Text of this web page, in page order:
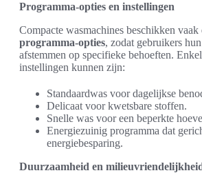
Programma-opties en instellingen
Compacte wasmachines beschikken vaak
programma-opties, zodat gebruikers
afstemmen op specifieke behoeften.
instellingen kunnen zijn:
Standaardwas voor dagelijkse
Delicaat voor kwetsbare stoffen.
Snelle was voor een beperkte
Energiezuinig programma dat
energiebesparing.
Duurzaamheid en